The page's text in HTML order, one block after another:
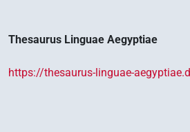
Thesaurus Linguae Aegyptiae
https://thesaurus-linguae-